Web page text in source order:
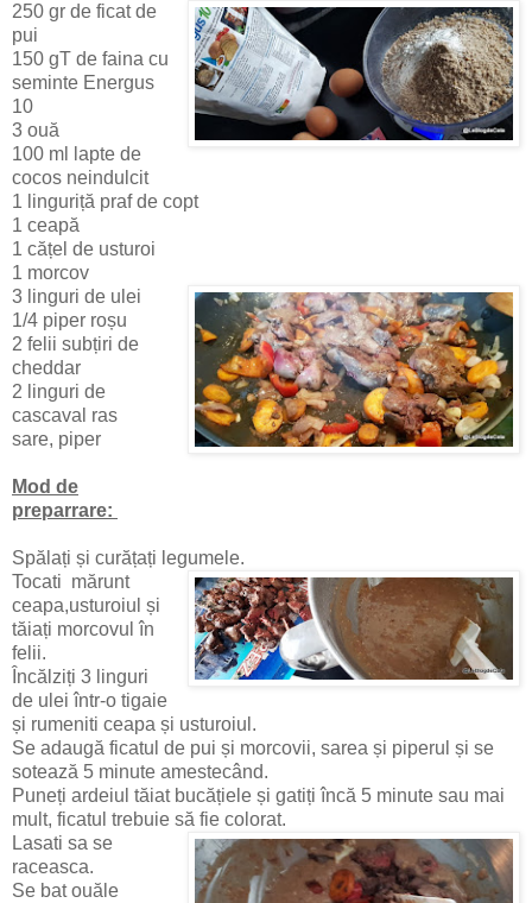
250 gr de ficat de
pui
150 gT de faina cu
seminte Energus
10
3 ouă
100 ml lapte de
cocos neindulcit
1 linguriță praf de copt
1 ceapă
1 cățel de usturoi
1 morcov
3 linguri de ulei
1/4 piper roșu
2 felii subțiri de
cheddar
2 linguri de
cascaval ras
sare, piper
Mod de
preparrare:
Spălați și curățați legumele.
Tocati mărunt
ceapa,usturoiul și
tăiați morcovul în
felii.
Încălziți 3 linguri
de ulei într-o tigaie
și rumeniti ceapa și usturoiul.
Se adaugă ficatul de pui și morcovii, sarea și piperul și se
sotează 5 minute amestecând.
Puneți ardeiul tăiat bucățiele și gatiți încă 5 minute sau mai
mult, ficatul trebuie să fie colorat.
Lasati sa se
raceasca.
Se bat ouăle